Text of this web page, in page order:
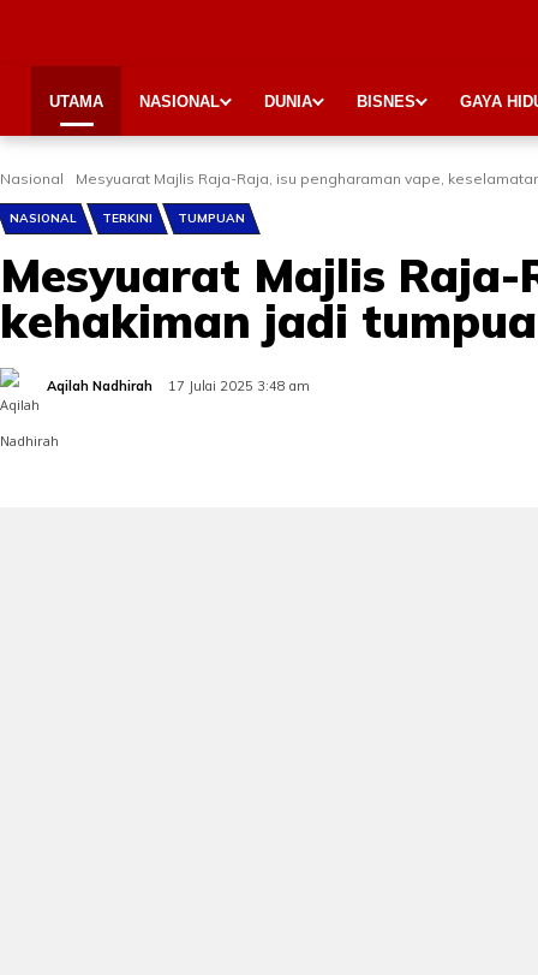
UTAMA NASIONAL DUNIA BISNES GAYA
Nasional Mesyuarat Majlis Raja-Raja, isu pengharaman vape,
NASIONAL TERKINI TUMPUAN
Mesyuarat Majlis
kehakiman jadi
Aqilah Nadhirah 17 Julai 2025 3:48 am